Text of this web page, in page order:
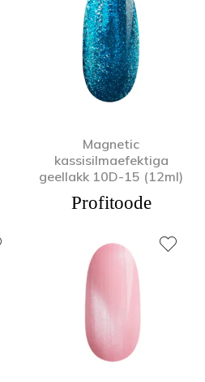
Magnetic
kassisilmaefektiga
geellakk 10D-15 (12ml)
Profitoode